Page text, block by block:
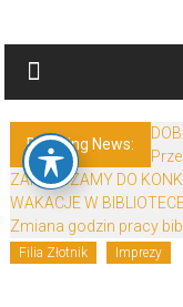
Biblioteki
Gminy
Żary
Biblioteki
Gminy
Żary
to
Breaking News:
ZAPRASZAMY DO
WAKACJE W
Zmiana godzin pracy
Filia Złotnik Imprezy